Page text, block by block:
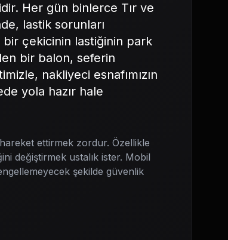
Her gün binlerce Tır ve
lastik sorunları
çekicinin lastiğinin park
bir balon, seferin
nakliyeci esnafımızın
yola hazır hale
ettirmek zordur. Özellikle
değiştirmek ustalık ister. Mobil
şekilde güvenlik